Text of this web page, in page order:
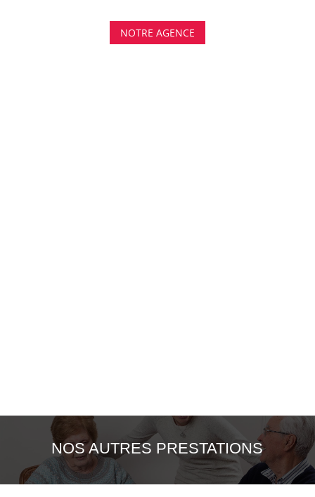
NOTRE AGENCE
NOS AUTRES PRESTATIONS